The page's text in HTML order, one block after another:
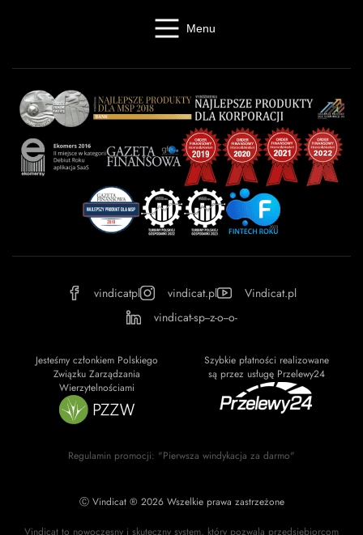
Menu
Baza wiedzyKontaktKalkulator odsetekMiastaPartnerzyFAQRegulaminOWU
vindicatpl vindicat.pl
Vindicat.pl
vindicat-sp--z-o--o-
Jesteśmy członkiem Polskiego
Związku Zarządzania
Wierzytelnościami
Szybkie płatności realizowane
są przez usługę Przelewy24
Regulamin promocji: "Pierwsza windykacja za darmo"
Ⓒ Vindicat ® 2026 Wszelkie prawa zastrzeżone